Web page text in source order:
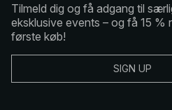
Tilmeld dig og få adgang til
eksklusive events – og få 15 %
første køb!
SIGN UP